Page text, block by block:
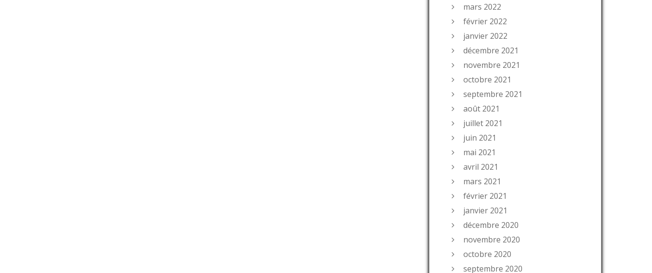
mars 2022
février 2022
janvier 2022
décembre 2021
novembre 2021
octobre 2021
septembre 2021
août 2021
juillet 2021
juin 2021
mai 2021
avril 2021
mars 2021
février 2021
janvier 2021
décembre 2020
novembre 2020
octobre 2020
septembre 2020